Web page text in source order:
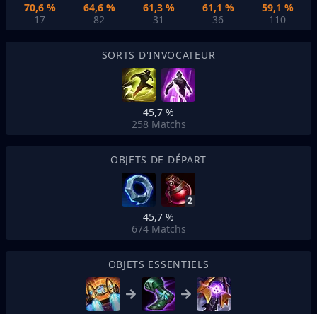
70,6 %
17
64,6 %
82
61,3 %
31
61,1 %
36
59,1 %
110
SORTS D'INVOCATEUR
45,7 %
258 Matchs
OBJETS DE DÉPART
2
45,7 %
674 Matchs
OBJETS ESSENTIELS